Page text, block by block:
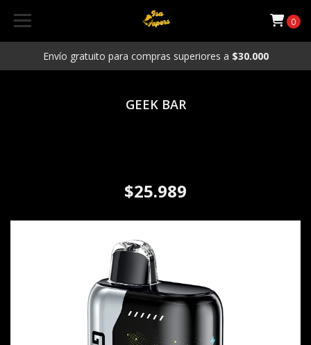
Envío gratuito para compras superiores a $30.000
0
GEEK BAR
$25.989